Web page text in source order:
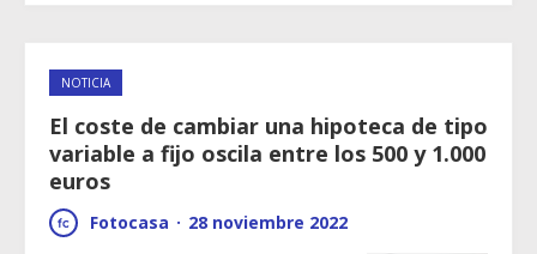
NOTICIA
El coste de cambiar una hipoteca de tipo
variable a fijo oscila entre los 500 y 1.000
euros
Fotocasa · 28 noviembre 2022